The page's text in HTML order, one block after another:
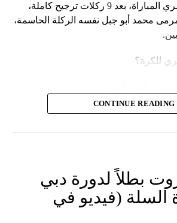
وخسر المنتخب المصري المباراة، بعد 9 ركلات ترجيح كاملة،
محمد أبو جبل نفسه الركلة الحاسمة،
للكرة؟
المصري لكرة القدم بالاعتذار إلى الجماهير
على ما قدمه المنتخب الوطني لكرة
المصرية وأهداف مجلس إدارة الاتحاد
الذي قام بالدور المنوط به من تلبية
وتوفير كل السبل الخاصة لإعداد
البطولة.
CONTINUE READING
بطلاً لدورة دبي
السلة (فيديو في